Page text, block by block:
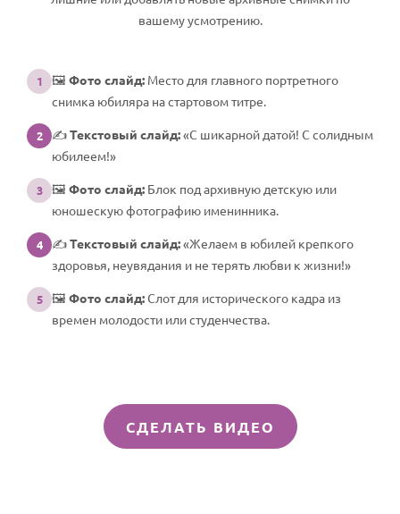
вашему усмотрению.
1 🖼️ Фото слайд: Место для главного портретного
снимка юбиляра на стартовом титре.
2 ✍️Текстовый слайд:«С шикарной датой! С солидным
юбилеем!»
3 🖼️ Фото слайд: Блок под архивную детскую или
юношескую фотографию именинника.
4 ✍️Текстовый слайд:«Желаем в юбилей крепкого
здоровья, неувядания и не терять любви к жизни!»
5 🖼️ Фото слайд:Слот для исторического кадра из
времен молодости или студенчества.
СДЕЛАТЬ ВИДЕО